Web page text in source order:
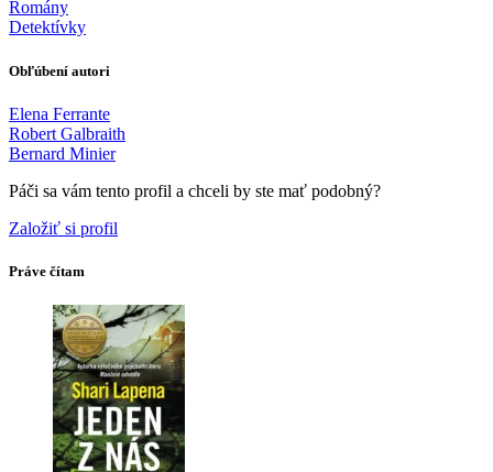
Romány
Detektívky
Obľúbení autori
Elena Ferrante
Robert Galbraith
Bernard Minier
Páči sa vám tento profil a chceli by ste mať podobný?
Založiť si profil
Práve čítam